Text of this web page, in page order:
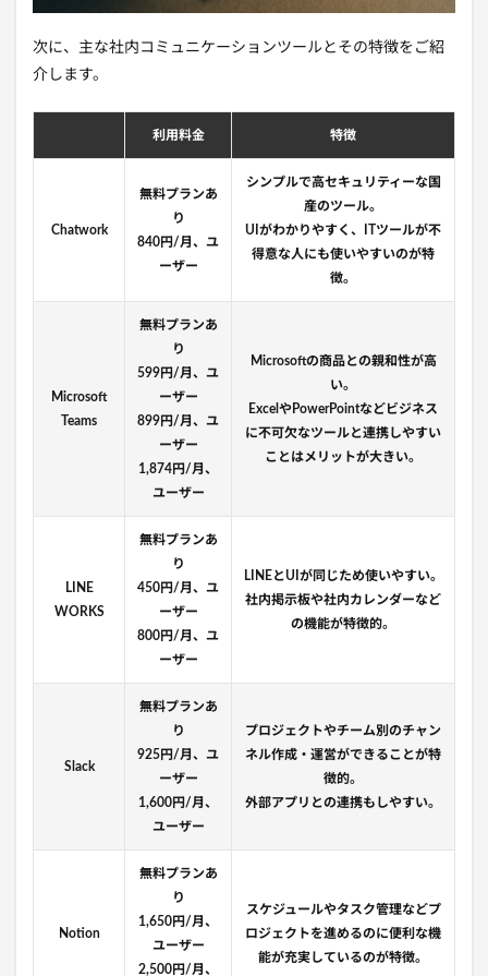
次に、主な社内コミュニケーションツールとその特徴をご紹
介します。
利用料金 特徴
Chatwork
無料プランあ
り
840円/月、ユ
ーザー
シンプルで高セキュリティーな国
産のツール。
UIがわかりやすく、ITツールが不
得意な人にも使いやすいのが特
徴。
Microsoft
Teams
無料プランあ
り
599円/月、ユ
ーザー
899円/月、ユ
ーザー
1,874円/月、
ユーザー
Microsoftの商品との親和性が高
い。
ExcelやPowerPointなどビジネス
に不可欠なツールと連携しやすい
ことはメリットが大きい。
LINE
WORKS
無料プランあ
り
450円/月、ユ
ーザー
800円/月、ユ
ーザー
LINEとUIが同じため使いやすい。
社内掲示板や社内カレンダーなど
の機能が特徴的。
Slack
無料プランあ
り
925円/月、ユ
ーザー
1,600円/月、
ユーザー
プロジェクトやチーム別のチャン
ネル作成・運営ができることが特
徴的。
外部アプリとの連携もしやすい。
Notion
無料プランあ
り
1,650円/月、
ユーザー
2,500円/月、
スケジュールやタスク管理などプ
ロジェクトを進めるのに便利な機
能が充実しているのが特徴。